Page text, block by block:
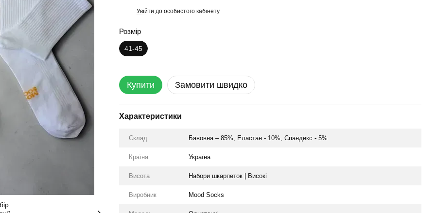
Увійти до особистого кабінету
Розмір
41-45
Купити Замовити швидко
Характеристики
Склад Бавовна – 85%, Еластан - 10%, Спандекс - 5%
Країна Україна
Висота Набори шкарпеток | Високі
Виробник Mood Socks